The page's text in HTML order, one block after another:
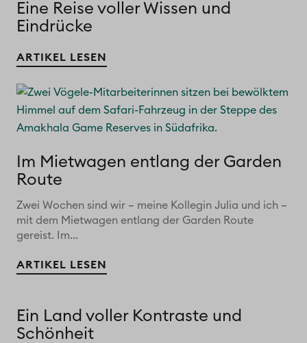
Eine Reise voller Wissen und
Eindrücke
ARTIKEL LESEN
Im Mietwagen entlang der Garden
Route
Zwei Wochen sind wir – meine Kollegin Julia und ich –
mit dem Mietwagen entlang der Garden Route
gereist. Im...
ARTIKEL LESEN
Ein Land voller Kontraste und
Schönheit